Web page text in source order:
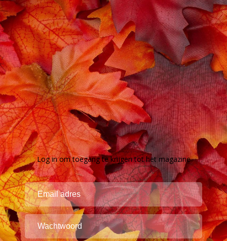
Log in om toegang te krijgen tot het magazine